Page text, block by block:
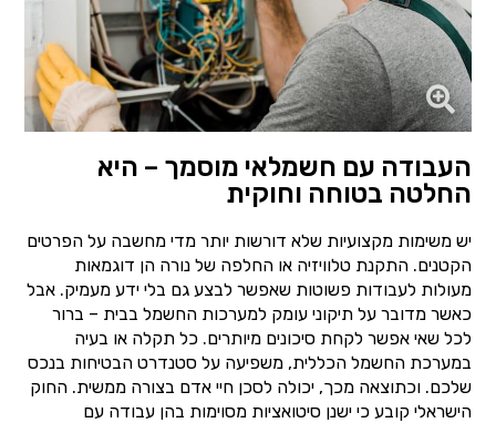
העבודה עם חשמלאי מוסמך – היא
החלטה בטוחה וחוקית
יש משימות מקצועיות שלא דורשות יותר מדי מחשבה על הפרטים
הקטנים. התקנת טלוויזיה או החלפה של נורה הן דוגמאות
מעולות לעבודות פשוטות שאפשר לבצע גם בלי ידע מעמיק. אבל
כאשר מדובר על תיקוני עומק למערכות החשמל בבית – ברור
לכל שאי אפשר לקחת סיכונים מיותרים. כל תקלה או בעיה
במערכת החשמל הכללית, משפיעה על סטנדרט הבטיחות בנכס
שלכם. וכתוצאה מכך, יכולה לסכן חיי אדם בצורה ממשית. החוק
הישראלי קובע כי ישנן סיטואציות מסוימות בהן עבודה עם